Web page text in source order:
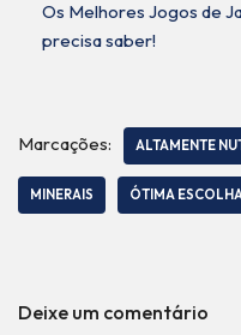
Os Melhores Jogos de
precisa saber!
Marcações: ALTAMENTE
MINERAIS ÓTIMA
Deixe um comentário